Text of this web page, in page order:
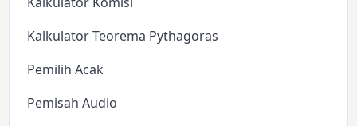
Kalkulator Teorema Pythagoras
Pemilih Acak
Pemisah Audio